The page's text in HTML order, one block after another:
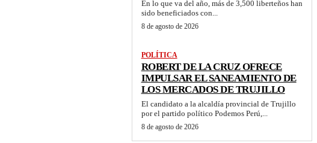
En lo que va del año, más de 3,500 liberteños han
sido beneficiados con...
8 de agosto de 2026
POLÍTICA
ROBERT DE LA CRUZ OFRECE
IMPULSAR EL SANEAMIENTO DE
LOS MERCADOS DE TRUJILLO
El candidato a la alcaldía provincial de Trujillo
por el partido político Podemos Perú,...
8 de agosto de 2026